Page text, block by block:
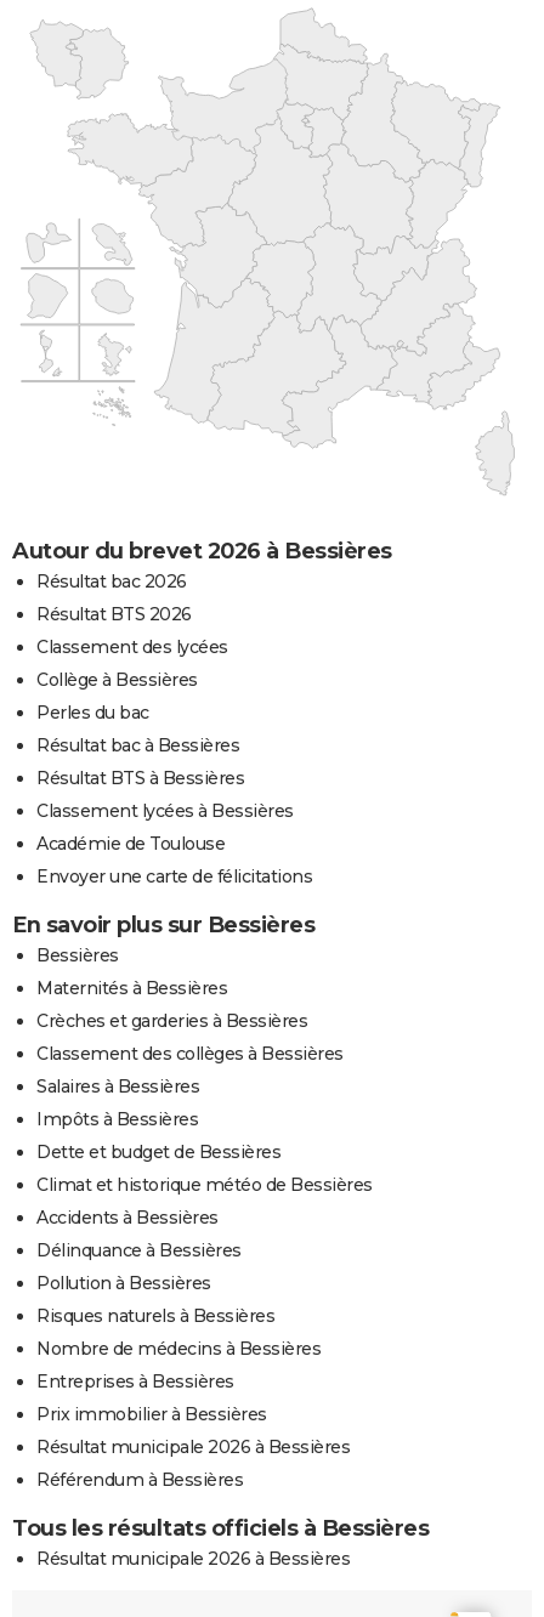
Autour du brevet 2026 à Bessières
Résultat bac 2026
Résultat BTS 2026
Classement des lycées
Collège à Bessières
Perles du bac
Résultat bac à Bessières
Résultat BTS à Bessières
Classement lycées à Bessières
Académie de Toulouse
Envoyer une carte de félicitations
En savoir plus sur Bessières
Bessières
Maternités à Bessières
Crèches et garderies à Bessières
Classement des collèges à Bessières
Salaires à Bessières
Impôts à Bessières
Dette et budget de Bessières
Climat et historique météo de Bessières
Accidents à Bessières
Délinquance à Bessières
Pollution à Bessières
Risques naturels à Bessières
Nombre de médecins à Bessières
Entreprises à Bessières
Prix immobilier à Bessières
Résultat municipale 2026 à Bessières
Référendum à Bessières
Tous les résultats officiels à Bessières
Résultat municipale 2026 à Bessières